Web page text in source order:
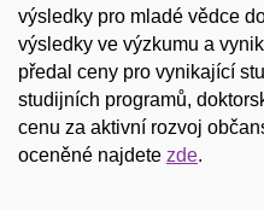
výsledky pro mladé vědce
výsledky ve výzkumu a
předal ceny pro vynikající
studijních programů,
cenu za aktivní rozvoj
oceněné najdete zde.